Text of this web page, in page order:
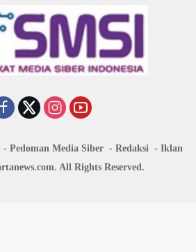
Pedoman Media Siber Redaksi
Iklan
All Rights Reserved.